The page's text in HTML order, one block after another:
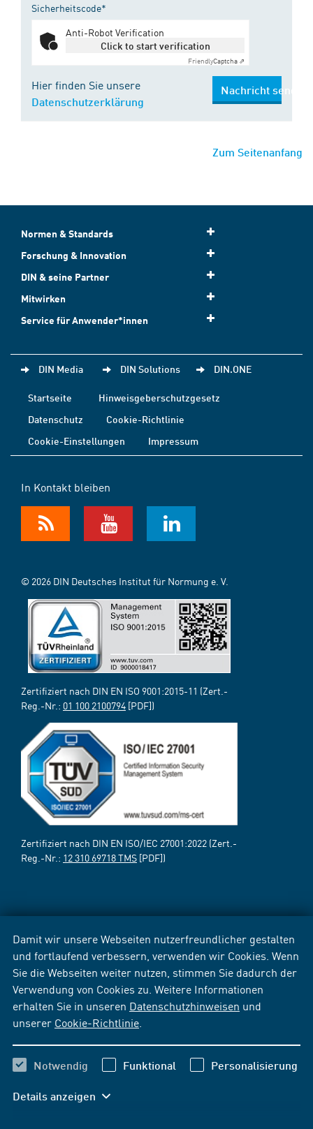
Damit wir unsere Webseiten nutzerfreundlicher gestalten
und fortlaufend verbessern, verwenden wir Cookies. Wenn
Sie die Webseiten weiter nutzen, stimmen Sie dadurch der
Verwendung von Cookies zu. Weitere Informationen
erhalten Sie in unseren Datenschutzhinweisen und
unserer Cookie-Richtlinie
Notwendig Funktional Personalisierung
Details anzeigen
Sicherheitscode*
Anti-Robot Verification
Click to start verification
FriendlyCaptcha ⇗
Hier finden Sie unsere
Datenschutzerklärung
Nachricht senden
Zum Seitenanfang
Normen & Standards
Forschung & Innovation
DIN & seine Partner
Mitwirken
Service für Anwender*innen
DIN Media DIN Solutions DIN.ONE
Startseite
Hinweisgeberschutzgesetz
Datenschutz
Cookie-Richtlinie
Cookie-Einstellungen
Impressum
In Kontakt bleiben
© 2026 DIN Deutsches Institut für Normung e. V.
Zertifiziert nach DIN EN ISO 9001:2015-11 (Zert.-
Reg.-Nr.: 01 100 2100794 [PDF])
Zertifiziert nach DIN EN ISO/IEC 27001:2022 (Zert.-
Reg.-Nr.: 12 310 69718 TMS [PDF])